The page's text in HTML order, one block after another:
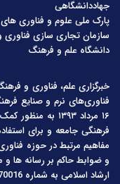
جهاددانشگاهی
پارک ملی علوم و فناوری
سازمان تجاری سازی فناوری
دانشگاه علم و فرهنگ
خبرگزاری علم، فناوری و
فناوری‌های نرم و صنایع
۱۶ مرداد ۱۳۹۳
فرهنگی جامعه و برای
مفاهیم مرتبط در حوزه
و ضوابط حاکم بر رسانه ها
ارشاد اسلامی به شماره 70016 فعالیت خود را آغاز کرده است.